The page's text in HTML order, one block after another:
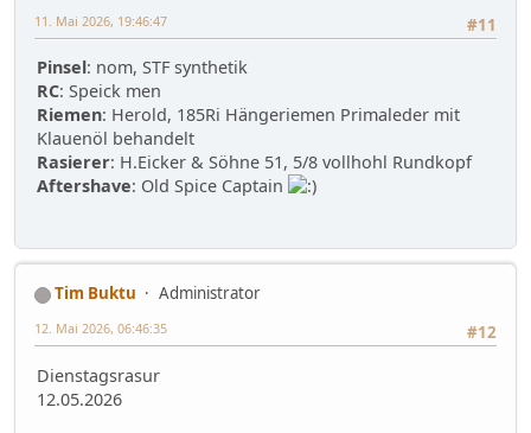
#11
11. Mai 2026, 19:46:47
Pinsel: nom, STF synthetik
RC: Speick men
Riemen: Herold, 185Ri Hängeriemen Primaleder mit
Klauenöl behandelt
Rasierer: H.Eicker & Söhne 51, 5/8 vollhohl Rundkopf
Aftershave: Old Spice Captain
Tim Buktu
Administrator
#12
12. Mai 2026, 06:46:35
Dienstagsrasur
12.05.2026